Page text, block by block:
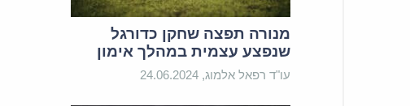
מנורה תפצה שחקן כדורגל
שנפצע עצמית במהלך אימון
עו"ד רפאל אלמוג, 24.06.2024